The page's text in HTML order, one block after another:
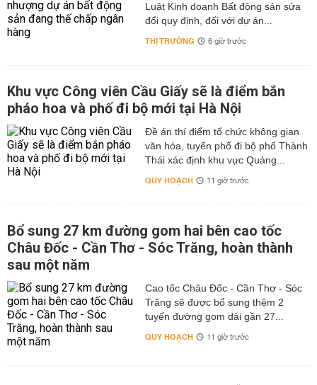
Luật Kinh doanh Bất động sản sửa
đổi quy định, đối với dự án...
THỊ TRƯỜNG 6 giờ trước
Khu vực Công viên Cầu Giấy sẽ là điểm bắn
pháo hoa và phố đi bộ mới tại Hà Nội
Đề án thí điểm tổ chức không gian
văn hóa, tuyến phố đi bộ phố Thành
Thái xác định khu vực Quảng...
QUY HOẠCH 11 giờ trước
Bổ sung 27 km đường gom hai bên cao tốc
Châu Đốc - Cần Thơ - Sóc Trăng, hoàn thành
sau một năm
Cao tốc Châu Đốc - Cần Thơ - Sóc
Trăng sẽ được bổ sung thêm 2
tuyến đường gom dài gần 27...
QUY HOẠCH 11 giờ trước